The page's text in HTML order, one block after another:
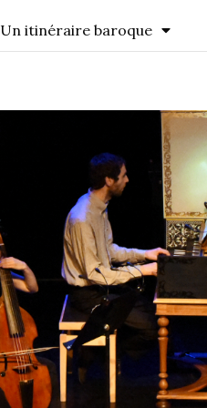
Un itinéraire baroque